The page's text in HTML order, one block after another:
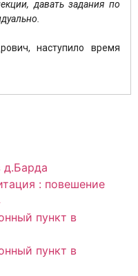
давать задания по
наступило время
д.Барда
: повешение
пункт в
пункт в